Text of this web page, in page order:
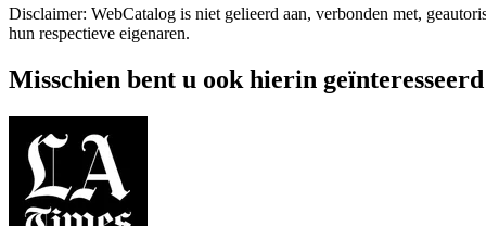
Disclaimer: WebCatalog is niet gelieerd aan, verbonden met,
hun respectieve eigenaren.
Misschien bent u ook hierin geïnteresseerd